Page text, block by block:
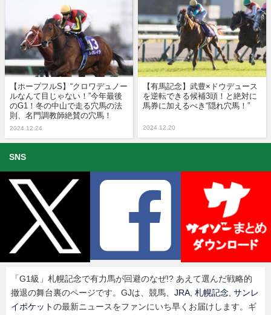
【ホープフルS】“クロワデュノー
ルなんて目じゃない！”今年最後
のG1！冬の中山で走る穴馬の法
則、名門調教師絶賛の穴馬！
2024.12.24
【有馬記念】武豊×ドウデュース
を逆転できる候補3頭！と絶対に
馬券に加えるべき“隠れ穴馬！”
2024.12.20
SNS
「G1級」札幌記念で有力馬が回避のなぜ!? あえて選んだ戦略的
撤退の舞台裏のページです。GJは、競馬、 JRA 札幌記念 サンレ
イポケットの最新ニュースをファンにいち早くお届けします。ギ